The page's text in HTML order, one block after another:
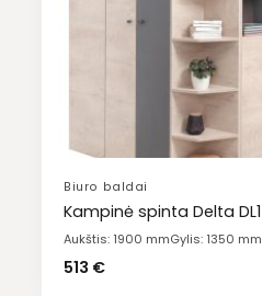
Biuro baldai
Kampinė spinta Delta DL1
Aukštis: 1900 mmGylis: 1350 mm
513 €